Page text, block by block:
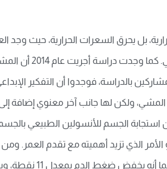
الحرارية، بل يحرق السعرات الحرارية، حيث وجد
المواظبة على المشي تعدل الجهاز العصبي وبالتالي يشعر الشخص بتراجع في حدة التوتر والغضب التي كان يعانيها قبل
بالدراسة، فوجدوا أن التفكير
ولكن لها جانب آخر معنوي إضافة
استجابة الجسم للأنسولين الطبيعي
الذي تزيد أهميته مع تقدم العمر. ومن
توصلت إليه جميع الدراسات هو أن المشي يخفض مستويات السكر بالدم ويحسّن من الحالة الصحية العامة